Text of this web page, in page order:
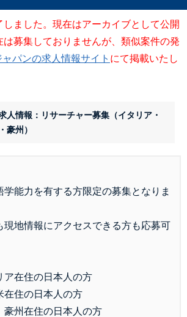
ました。現在はアーカイブとして公開
は募集しておりませんが、類似案件の発
パンの求人情報サイト にて掲載いたし
人情報：リサーチャー募集（イタリア・
豪州）
学能力を有する方限定の募集となりま
現地情報にアクセスできる方も応募可
ア在住の日本人の方
在住の日本人の方
豪州在住の日本人の方